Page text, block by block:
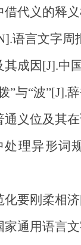
义的释义
言文字周
成因[J].中
“波”[J].辞
位及其在
异形词规
刚柔相济
用语言文